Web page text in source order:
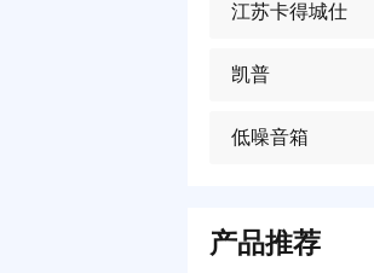
江苏卡得城仕
凯普
低噪音箱
产品推荐